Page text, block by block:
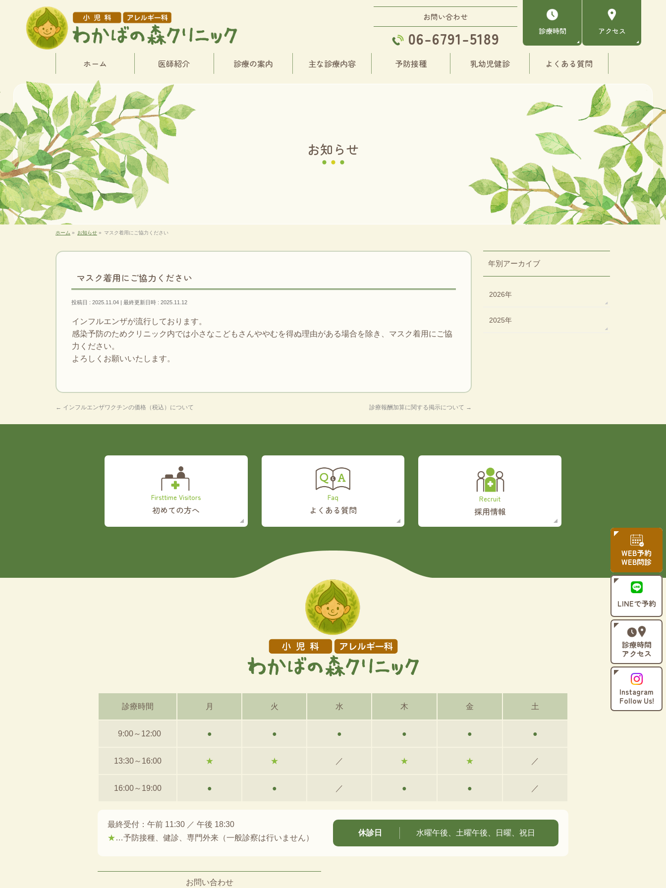
お問い合わせ
06-6791-5189 診療時間 アクセス
ホーム 医師紹介 診療の案内 主な診療内容 予防接種 乳幼児健診 よくある質問
お知らせ
ホーム » お知らせ » マスク着用にご協力ください
マスク着用にご協力ください
投稿日 : 2025.11.04 最終更新日時 : 2025.11.12
インフルエンザが流行しております。
感染予防のためクリニック内では小さなこどもさんややむを得ぬ理由がある場合を除き、マスク着用にご協
力ください。
よろしくお願いいたします。
← インフルエンザワクチンの価格（税込）について 診療報酬加算に関する掲示について →
年別アーカイブ
2026年
2025年
Firsttime Visitors
初めての方へ
Faq
よくある質問
Recruit
採用情報
診療時間 月 火 水 木 金 土
9:00～12:00 ● ● ● ● ● ●
13:30～16:00 ★ ★ ／ ★ ★ ／
16:00～19:00 ● ● ／ ● ● ／
最終受付：午前 11:30 ／ 午後 18:30
★…予防接種、健診、専門外来（一般診察は行いません）
休診日 水曜午後、土曜午後、 日曜、祝日
お問い合わせ
WEB予約
WEB問診
LINEで予約
診療時間
アクセス
Instagram
Follow Us!